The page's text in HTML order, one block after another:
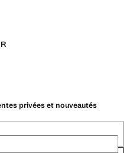
privées et nouveautés